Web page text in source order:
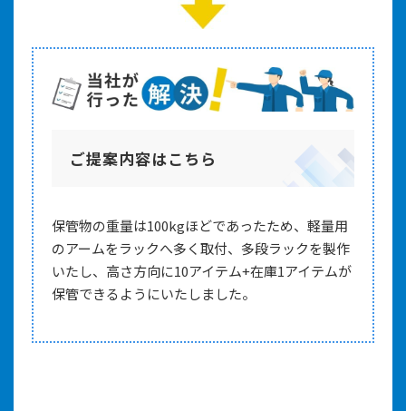
ご提案内容はこちら
保管物の重量は100kgほどであったため、軽量用
のアームをラックへ多く取付、多段ラックを製作
いたし、高さ方向に10アイテム+在庫1アイテムが
保管できるようにいたしました。